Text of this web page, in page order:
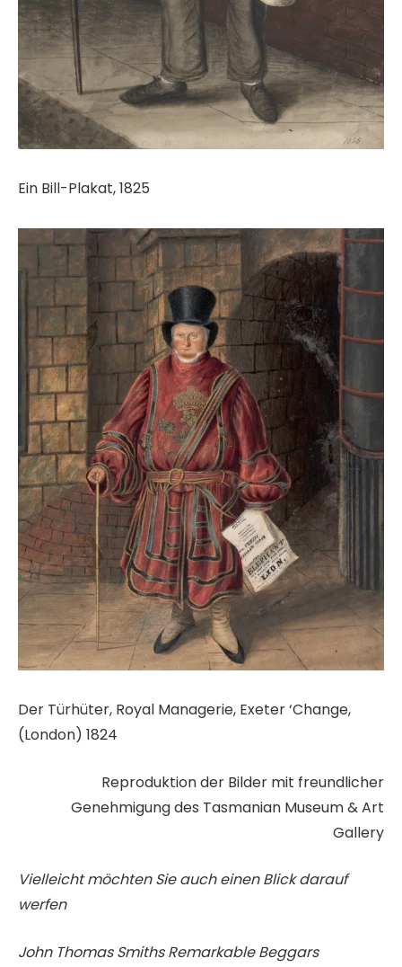
Ein Bill-Plakat, 1825
Der Türhüter, Royal Managerie, Exeter ‘Change,
(London) 1824
Reproduktion der Bilder mit freundlicher
Genehmigung des Tasmanian Museum & Art
Gallery
Vielleicht möchten Sie auch einen Blick darauf
werfen
John Thomas Smiths Remarkable Beggars